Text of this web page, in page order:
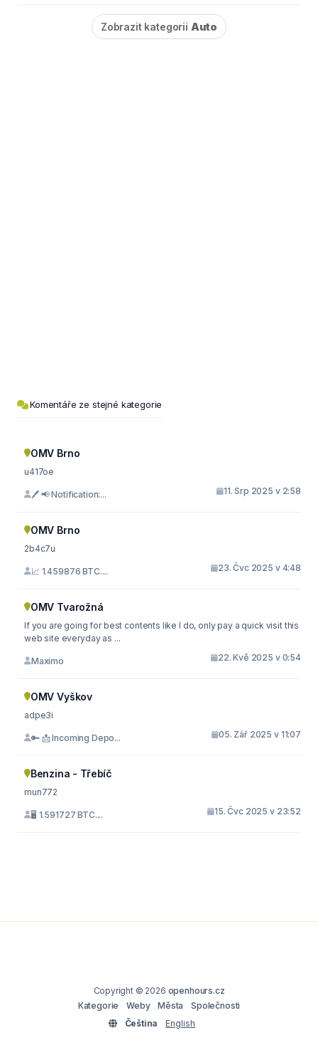
Zobrazit kategorii Auto
Komentáře ze stejné kategorie
OMV Brno
u417oe
🖊 📢 Notification:... 11. Srp 2025 v 2:58
OMV Brno
2b4c7u
📈 1.459876 BTC.... 23. Čvc 2025 v 4:48
OMV Tvarožná
If you are going for best contents like I do, only pay a quick visit this
web site everyday as ...
Maximo 22. Kvě 2025 v 0:54
OMV Vyškov
adpe3i
🔑 📩 Incoming Depo... 05. Zář 2025 v 11:07
Benzina - Třebíč
mun772
🖥 1.591727 BTC.... 15. Čvc 2025 v 23:52
Copyright © 2026 openhours.cz
Kategorie
Weby Města
Společnosti
Čeština
English